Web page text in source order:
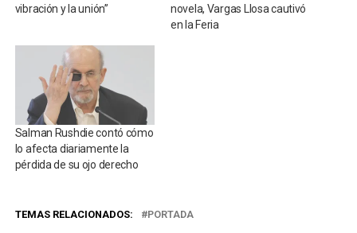
vibración y la unión”
novela, Vargas Llosa cautivó
en la Feria
Salman Rushdie contó cómo
lo afecta diariamente la
pérdida de su ojo derecho
TEMAS RELACIONADOS: PORTADA